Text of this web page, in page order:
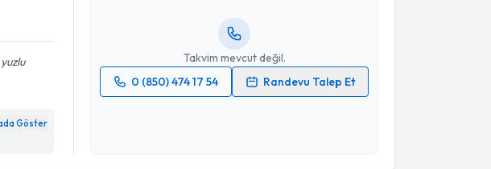
Göster
Takvim mevcut değil.
0 (850) 474 17 54
Randevu Talep Et